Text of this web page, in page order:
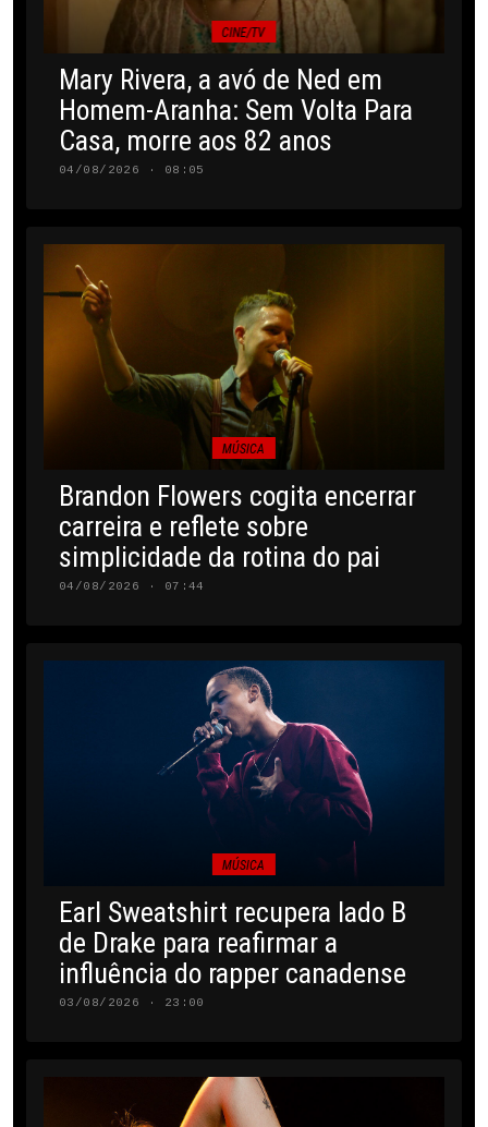
CINE/TV
Mary Rivera, a avó de Ned em
Homem-Aranha: Sem Volta Para
Casa, morre aos 82 anos
04/08/2026 · 08:05
MÚSICA
Brandon Flowers cogita encerrar
carreira e reflete sobre
simplicidade da rotina do pai
04/08/2026 · 07:44
MÚSICA
Earl Sweatshirt recupera lado B
de Drake para reafirmar a
influência do rapper canadense
03/08/2026 · 23:00